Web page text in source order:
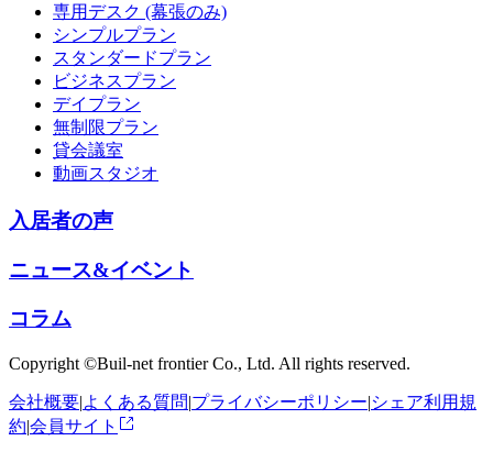
専用デスク (幕張のみ)
シンプルプラン
スタンダードプラン
ビジネスプラン
デイプラン
無制限プラン
貸会議室
動画スタジオ
入居者の声
ニュース&イベント
コラム
Copyright ©Buil-net frontier Co., Ltd. All rights reserved.
会社概要|よくある質問|プライバシーポリシー|シェア利用規
約|会員サイト